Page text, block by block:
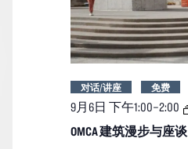
OMCA 建筑漫步与座谈
9月6日 下午1:00–2:00
对话/讲座 免费